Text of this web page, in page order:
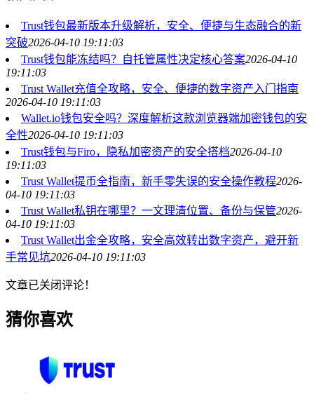
Trust钱包最新版本升级解析，安全、便捷与生态融合的新
突破2026-04-10 19:11:03
Trust钱包能冻结吗？自托管属性决定核心答案2026-04-10
19:11:03
Trust Wallet充值全攻略，安全、便捷的数字资产入门指南
2026-04-10 19:11:03
Wallet.io钱包安全吗？深度解析这款浏览器端加密钱包的安
全性2026-04-10 19:11:03
Trust钱包与Firo，隐私加密资产的安全搭档2026-04-10
19:11:03
Trust Wallet提币全指南，新手零失误的安全操作教程2026-
04-10 19:11:03
Trust Wallet私钥在哪里？一文理清位置、备份与保管2026-
04-10 19:11:03
Trust Wallet出金全攻略，安全高效转出数字资产，避开新
手常见坑2026-04-10 19:11:03
文章已关闭评论！
猜你喜欢